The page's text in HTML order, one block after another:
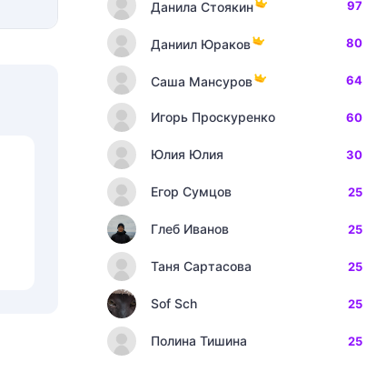
Данила Стоякин 97
Даниил Юраков 80
Саша Мансуров 64
Игорь Проскуренко 60
Юлия Юлия 30
Егор Сумцов 25
Глеб Иванов 25
Таня Сартасова 25
Sof Sch 25
Полина Тишина 25